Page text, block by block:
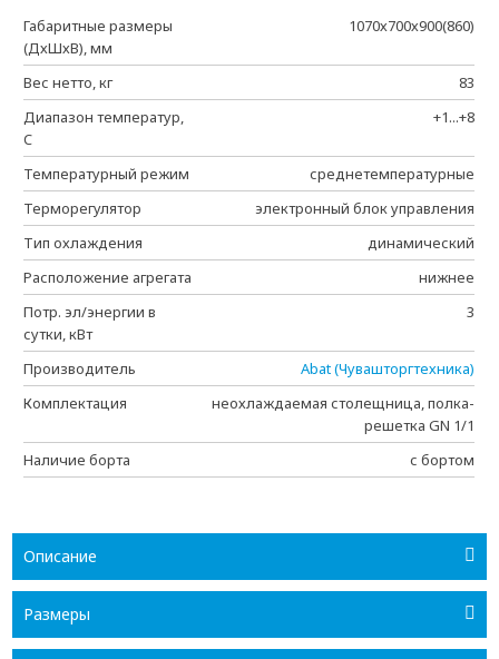
Габаритные размеры
(ДхШхВ), мм
1070х700х900(860)
Вес нетто, кг
83
Диапазон температур,
C
+1...+8
Температурный режим
среднетемпературные
Терморегулятор
электронный блок управления
Тип охлаждения
динамический
Расположение агрегата
нижнее
Потр. эл/энергии в
сутки, кВт
3
Производитель
Abat (Чувашторгтехника)
Комплектация
неохлаждаемая столещница, полка-
решетка GN 1/1
Наличие борта
с бортом
Описание
Размеры